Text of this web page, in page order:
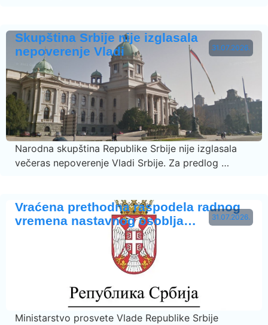
31.07.2026.
Skupština Srbije nije izglasala
nepoverenje Vladi
Narodna skupština Republike Srbije nije izglasala
večeras nepoverenje Vladi Srbije. Za predlog …
31.07.2026.
Vraćena prethodna raspodela radnog
vremena nastavnog osoblja…
Ministarstvo prosvete Vlade Republike Srbije